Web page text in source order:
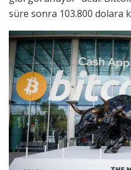
süre sonra 103.800 dolara